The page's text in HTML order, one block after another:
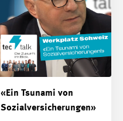
«Ein Tsunami von
Sozialversicherungen»